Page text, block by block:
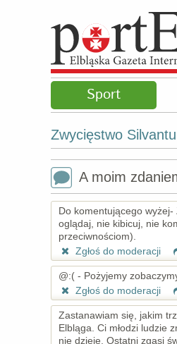
Sport
Zwycięstwo
A moim
Do komentującego
oglądaj, nie kibicuj, nie
przeciwnościom).
Zgłoś do moderacji
@:( - Pożyjemy
Zgłoś do moderacji
Zastanawiam się, jakim
Elbląga. Ci młodzi ludzie
nie dzieje. Ostatni zgasi